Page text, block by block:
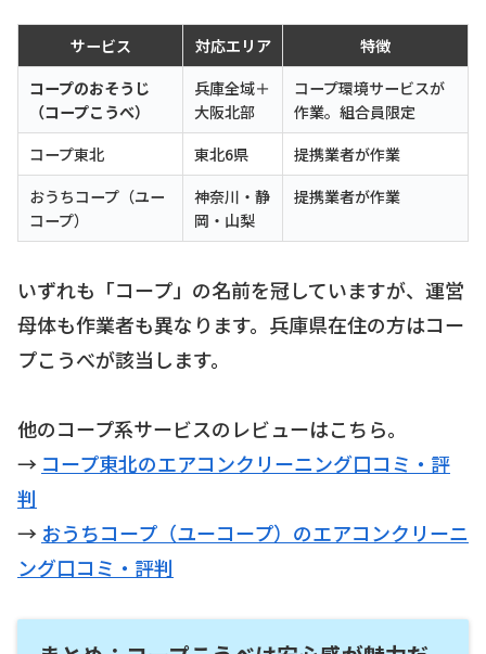
サービス 対応エリア
特徴
コープのおそうじ
（コープこうべ）
兵庫全域＋
大阪北部
コープ環境サービスが
作業。組合員限定
コープ東北
東北6県
提携業者が作業
おうちコープ（ユー
コープ）
神奈川・静
岡・山梨
提携業者が作業
いずれも「コープ」の名前を冠していますが、運営
母体も作業者も異なります。兵庫県在住の方はコー
プこうべが該当します。
他のコープ系サービスのレビューはこちら。
→ コープ東北のエアコンクリーニング口コミ・評
判
→ おうちコープ（ユーコープ）のエアコンクリーニ
ング口コミ・評判